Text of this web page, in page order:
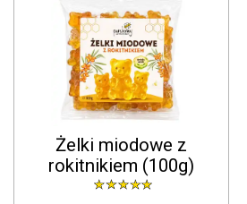
Żelki miodowe z
rokitnikiem (100g)